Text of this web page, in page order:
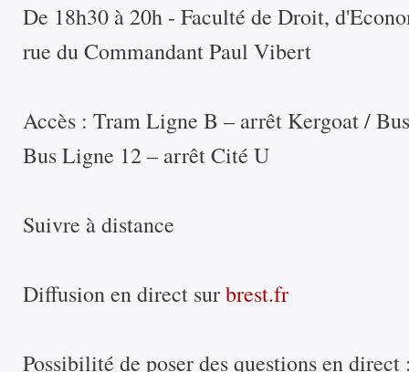
De 18h30 à 20h - Faculté de Droit,
rue du Commandant Paul Vibert
Accès : Tram Ligne B – arrêt Kergoat /
Bus Ligne 12 – arrêt Cité U
Suivre à distance
Diffusion en direct surbrest.fr
Possibilité de poser des questions en